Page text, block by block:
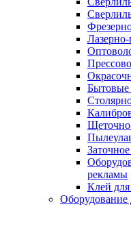
Бытовые
рекламы
Клей
Оборудование